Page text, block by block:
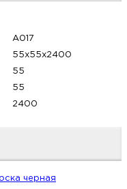
A017
55х55х2400
55
55
2400
черная